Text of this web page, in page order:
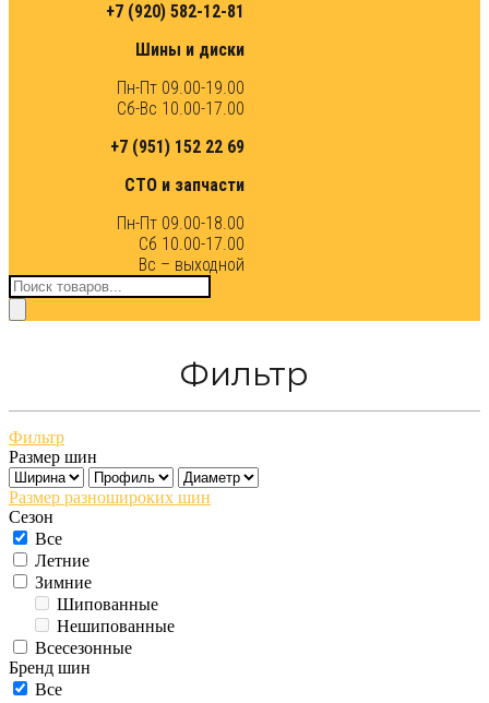
+7 (920) 582-12-81
Шины и диски
Пн-Пт 09.00-19.00
Сб-Вс 10.00-17.00
+7 (951) 152 22 69
СТО и запчасти
Пн-Пт 09.00-18.00
Сб 10.00-17.00
Вс – выходной
Поиск
товаров
Фильтр
Фильтр
Размер шин
Размер разношироких шин
Сезон
Все
Летние
Зимние
Шипованные
Нешипованные
Всесезонные
Бренд шин
Все